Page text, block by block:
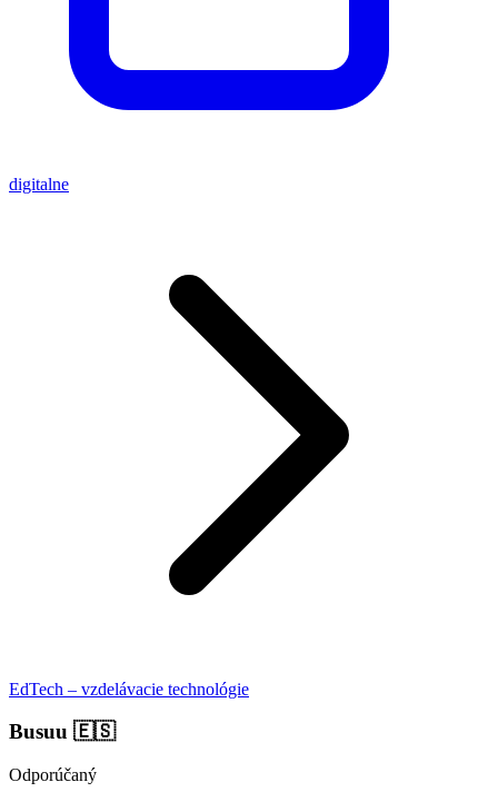
digitalne
EdTech – vzdelávacie technológie
Busuu 🇪🇸
Odporúčaný